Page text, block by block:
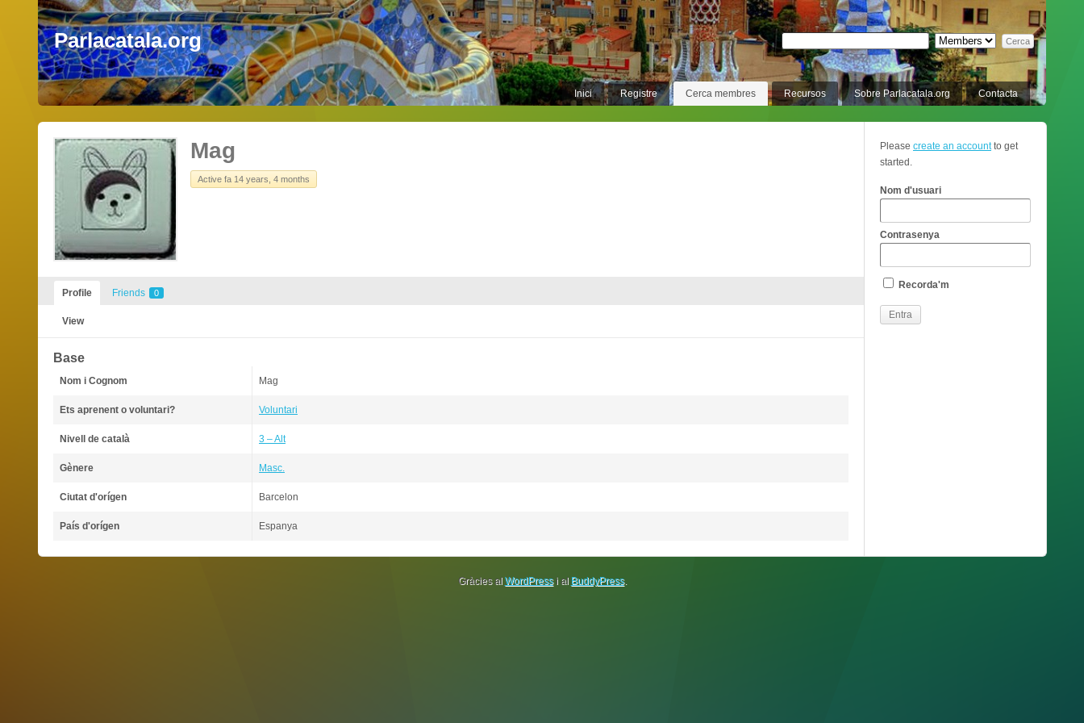
Parlacatala.org
Inici Registre Cerca membres Recursos Sobre Parlacatala.org Contacta
Mag
Active fa 14 years, 4 months
Profile Friends 0
View
Base
Nom i Cognom Mag
Ets aprenent o voluntari? Voluntari
Nivell de català 3 – Alt
Gènere Masc.
Ciutat d'orígen Barcelon
País d'orígen Espanya
Please create an accountto get
started.
Nom d'usuari
Contrasenya
Recorda'm
Gràcies al WordPressi al BuddyPress.